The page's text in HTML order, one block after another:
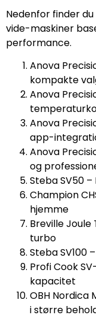
Nedenfor finder
vide-maskiner
performance.
Anova
kompakte
Anova
Anova
app-
Anova
og
Steba SV50
Champion
hjemme
Breville
turbo
Steba SV100
Profi Cook
kapacitet
OBH
i større